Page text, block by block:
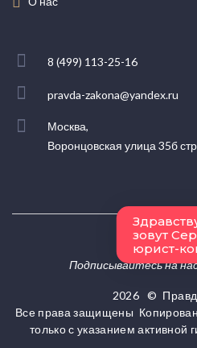
8 (499) 113-25-16
pravda-zakona@yandex.ru
Москва,
Воронцовская улица 35б стр
Подписывайтесь на
2026 ©
Все права защищены
только с указанием активной